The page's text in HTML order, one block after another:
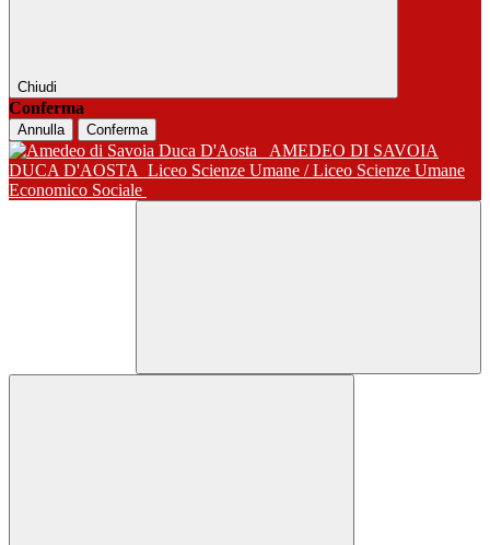
Chiudi
Conferma
Annulla Conferma
AMEDEO DI SAVOIA
DUCA D'AOSTA Liceo Scienze Umane / Liceo Scienze Umane
Economico Sociale